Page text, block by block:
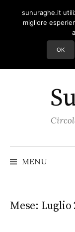
MENU
Mese: Luglio
sunuraghe.it
migliore
OK